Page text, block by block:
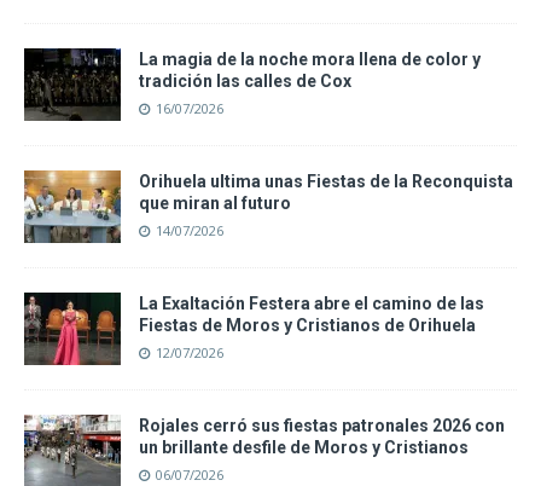
La magia de la noche mora llena de color y
tradición las calles de Cox
16/07/2026
Orihuela ultima unas Fiestas de la Reconquista
que miran al futuro
14/07/2026
La Exaltación Festera abre el camino de las
Fiestas de Moros y Cristianos de Orihuela
12/07/2026
Rojales cerró sus fiestas patronales 2026 con
un brillante desfile de Moros y Cristianos
06/07/2026